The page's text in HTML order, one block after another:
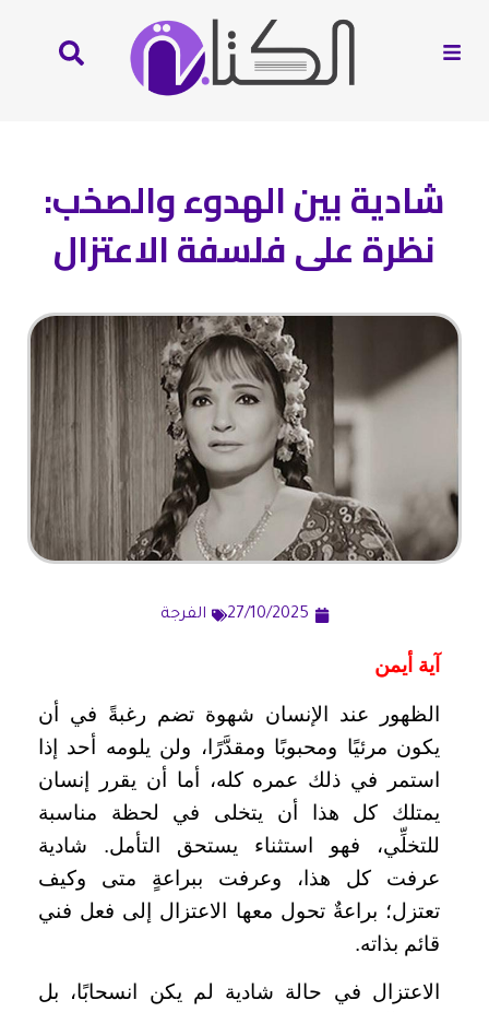
شادية بين الهدوء والصخب:
نظرة على فلسفة الاعتزال
27/10/2025 الفرجة
آية أيمن
الظهور عند الإنسان شهوة تضم رغبةً في أن
يكون مرئيًا ومحبوبًا ومقدَّرًا، ولن يلومه أحد إذا
استمر في ذلك عمره كله، أما أن يقرر إنسان
يمتلك كل هذا أن يتخلى في لحظة مناسبة
للتخلِّي، فهو استثناء يستحق التأمل. شادية
عرفت كل هذا، وعرفت ببراعةٍ متى وكيف
تعتزل؛ براعةٌ تحول معها الاعتزال إلى فعل فني
قائم بذاته.
الاعتزال في حالة شادية لم يكن انسحابًا، بل